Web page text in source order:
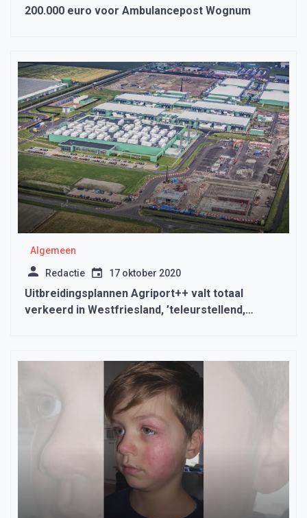
200.000 euro voor Ambulancepost Wognum
Algemeen
Redactie 17 oktober 2020
Uitbreidingsplannen Agriport++ valt totaal
verkeerd in Westfriesland, ’teleurstellend,